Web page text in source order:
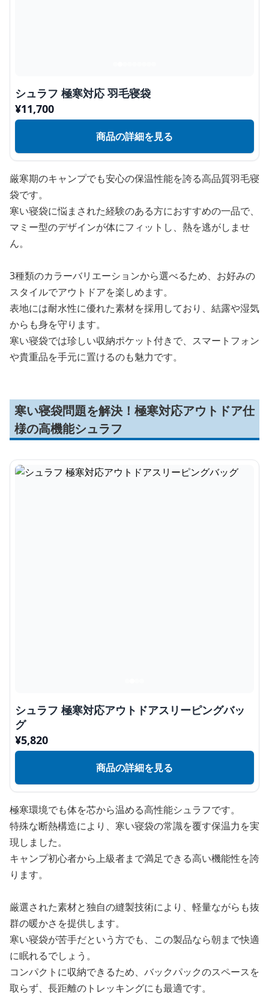
シュラフ 極寒対応 羽毛寝袋
¥11,700
商品の詳細を見る
厳寒期のキャンプでも安心の保温性能を誇る高品質羽毛寝
袋です。
寒い寝袋に悩まされた経験のある方におすすめの一品で、
マミー型のデザインが体にフィットし、熱を逃がしませ
ん。
3種類のカラーバリエーションから選べるため、お好みの
スタイルでアウトドアを楽しめます。
表地には耐水性に優れた素材を採用しており、結露や湿気
からも身を守ります。
寒い寝袋では珍しい収納ポケット付きで、スマートフォン
や貴重品を手元に置けるのも魅力です。
寒い寝袋問題を解決！極寒対応アウトドア仕
様の高機能シュラフ
シュラフ 極寒対応アウトドアスリーピングバッ
グ
¥5,820
商品の詳細を見る
極寒環境でも体を芯から温める高性能シュラフです。
特殊な断熱構造により、寒い寝袋の常識を覆す保温力を実
現しました。
キャンプ初心者から上級者まで満足できる高い機能性を誇
ります。
厳選された素材と独自の縫製技術により、軽量ながらも抜
群の暖かさを提供します。
寒い寝袋が苦手だという方でも、この製品なら朝まで快適
に眠れるでしょう。
コンパクトに収納できるため、バックパックのスペースを
取らず、長距離のトレッキングにも最適です。